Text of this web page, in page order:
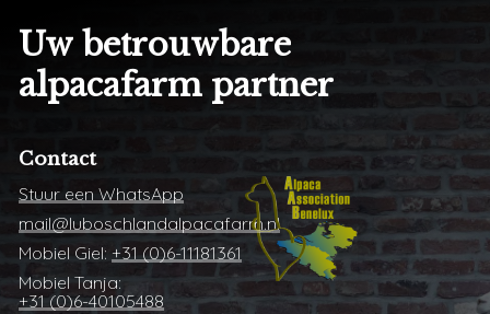
Uw betrouwbare
alpacafarm partner
Contact
Stuur een WhatsApp
mail@luboschlandalpacafarm.nl
Mobiel Giel: +31 (0)6-11181361
Mobiel Tanja:
+31 (0)6-40105488